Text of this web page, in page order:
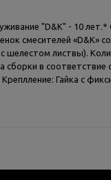
"D&K" - 10
смесителей «D&K»
шелестом листвы).
в
Гайка с